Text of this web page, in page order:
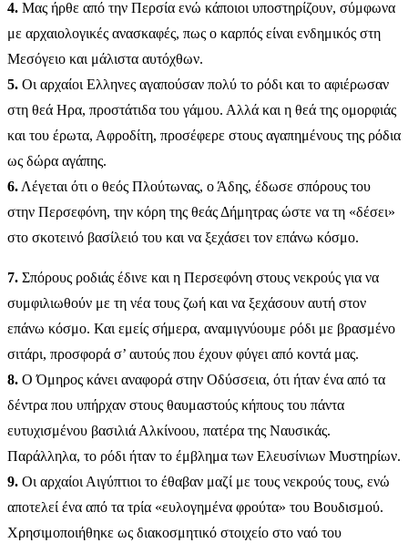
4. Μας ήρθε από την Περσία ενώ κάποιοι υποστηρίζουν, σύμφωνα
με αρχαιολογικές ανασκαφές, πως ο καρπός είναι ενδημικός στη
Μεσόγειο και μάλιστα αυτόχθων.
5. Οι αρχαίοι Ελληνες αγαπούσαν πολύ το ρόδι και το αφιέρωσαν
στη θεά Ηρα, προστάτιδα του γάμου. Αλλά και η θεά της ομορφιάς
και του έρωτα, Αφροδίτη, προσέφερε στους αγαπημένους της ρόδια
ως δώρα αγάπης.
6. Λέγεται ότι ο θεός Πλούτωνας, ο Άδης, έδωσε σπόρους του
στην Περσεφόνη, την κόρη της θεάς Δήμητρας ώστε να τη «δέσει»
στο σκοτεινό βασίλειό του και να ξεχάσει τον επάνω κόσμο.
7. Σπόρους ροδιάς έδινε και η Περσεφόνη στους νεκρούς για να
συμφιλιωθούν με τη νέα τους ζωή και να ξεχάσουν αυτή στον
επάνω κόσμο. Και εμείς σήμερα, αναμιγνύουμε ρόδι με βρασμένο
σιτάρι, προσφορά σ’ αυτούς που έχουν φύγει από κοντά μας.
8. Ο Όμηρος κάνει αναφορά στην Οδύσσεια, ότι ήταν ένα από τα
δέντρα που υπήρχαν στους θαυμαστούς κήπους του πάντα
ευτυχισμένου βασιλιά Αλκίνοου, πατέρα της Ναυσικάς.
Παράλληλα, το ρόδι ήταν το έμβλημα των Ελευσίνιων Μυστηρίων.
9. Οι αρχαίοι Αιγύπτιοι το έθαβαν μαζί με τους νεκρούς τους, ενώ
αποτελεί ένα από τα τρία «ευλογημένα φρούτα» του Bουδισμού.
Χρησιμοποιήθηκε ως διακοσμητικό στοιχείο στο ναό του